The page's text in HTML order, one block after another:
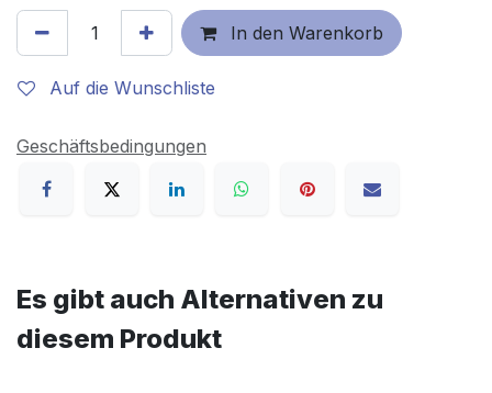
In den Warenkorb
Auf die Wunschliste
Geschäftsbedingungen
Es gibt auch Alternativen zu
diesem Produkt